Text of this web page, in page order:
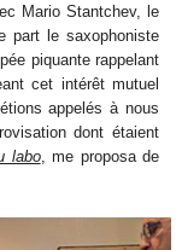
Mario Stantchev, le
part le saxophoniste
piquante rappelant
cet intérêt mutuel
appelés à nous
dont étaient
labo, me proposa de